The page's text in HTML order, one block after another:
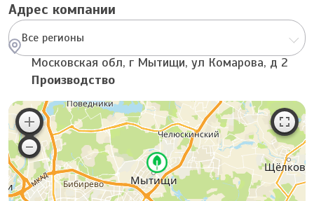
Адрес компании
Все регионы
Московская обл, г Мытищи, ул Комарова, д 2
Производство